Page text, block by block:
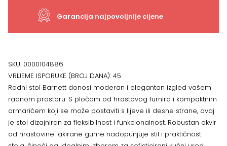
Garancija najpovoljnije cijene
SKU: 0000104886
VRIJEME ISPORUKE (BROJ DANA): 45
Radni stol Barnett donosi moderan i elegantan izgled vašem
radnom prostoru. S pločom od hrastovog furnira i kompaktnim
ormarićem koji se može postaviti s lijeve ili desne strane, ovaj
je stol dizajniran za fleksibilnost i funkcionalnost. Robustan okvir
od hrastovine lakirane gume nadopunjuje stil i praktičnost